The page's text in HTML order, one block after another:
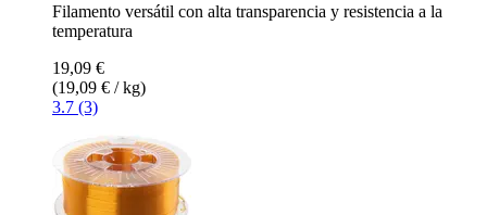
Filamento versátil con alta transparencia y resistencia a la
temperatura
19,09 €
(19,09 € / kg)
3.7 (3)